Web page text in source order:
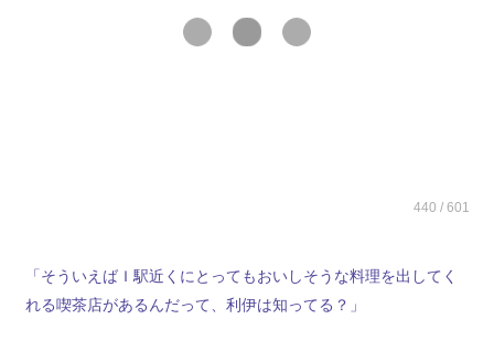
440 / 601
「そういえばＩ駅近くにとってもおいしそうな料理を出してく
れる喫茶店があるんだって、利伊は知ってる？」